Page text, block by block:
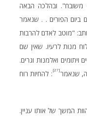
ובהלכה הבאה
ביום הפורים . . שנאמר
"מוטב לאדם להרבות
מנות לרעיו. שאין שם
ואלמנות וגרים.
שנאמר[27]
: להחיות רוח
המשך של אותו עניין.